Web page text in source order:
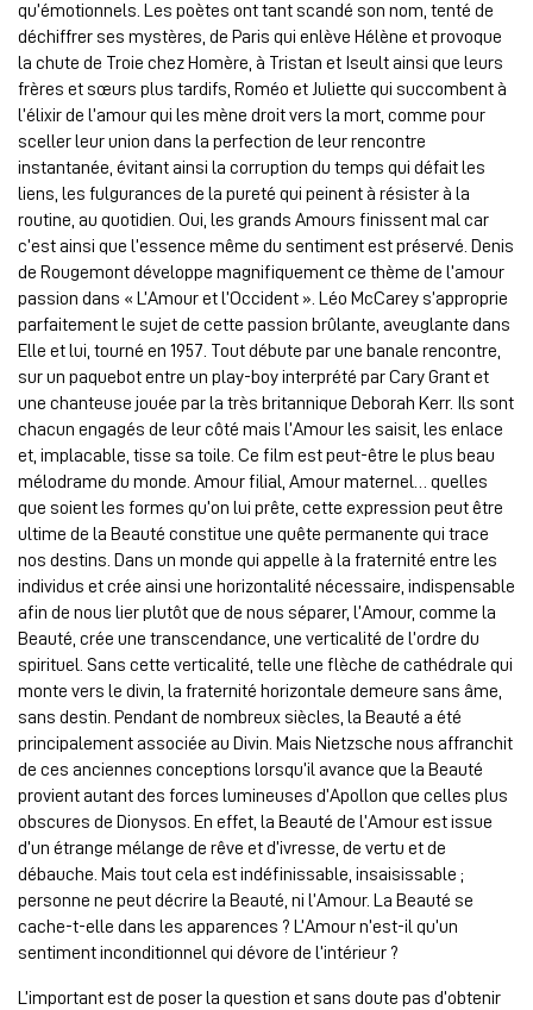
qu’émotionnels. Les poètes ont tant scandé son nom, tenté de
déchiffrer ses mystères, de Paris qui enlève Hélène et provoque
la chute de Troie chez Homère, à Tristan et Iseult ainsi que leurs
frères et sœurs plus tardifs, Roméo et Juliette qui succombent à
l’élixir de l’amour qui les mène droit vers la mort, comme pour
sceller leur union dans la perfection de leur rencontre
instantanée, évitant ainsi la corruption du temps qui défait les
liens, les fulgurances de la pureté qui peinent à résister à la
routine, au quotidien. Oui, les grands Amours finissent mal car
c’est ainsi que l’essence même du sentiment est préservé. Denis
de Rougemont développe magnifiquement ce thème de l’amour
passion dans « L’Amour et l’Occident ». Léo McCarey s’approprie
parfaitement le sujet de cette passion brûlante, aveuglante dans
Elle et lui, tourné en 1957. Tout débute par une banale rencontre,
sur un paquebot entre un play-boy interprété par Cary Grant et
une chanteuse jouée par la très britannique Deborah Kerr. Ils sont
chacun engagés de leur côté mais l’Amour les saisit, les enlace
et, implacable, tisse sa toile. Ce film est peut-être le plus beau
mélodrame du monde. Amour filial, Amour maternel… quelles
que soient les formes qu’on lui prête, cette expression peut être
ultime de la Beauté constitue une quête permanente qui trace
nos destins. Dans un monde qui appelle à la fraternité entre les
individus et crée ainsi une horizontalité nécessaire, indispensable
afin de nous lier plutôt que de nous séparer, l’Amour, comme la
Beauté, crée une transcendance, une verticalité de l’ordre du
spirituel. Sans cette verticalité, telle une flèche de cathédrale qui
monte vers le divin, la fraternité horizontale demeure sans âme,
sans destin. Pendant de nombreux siècles, la Beauté a été
principalement associée au Divin. Mais Nietzsche nous affranchit
de ces anciennes conceptions lorsqu’il avance que la Beauté
provient autant des forces lumineuses d’Apollon que celles plus
obscures de Dionysos. En effet, la Beauté de l’Amour est issue
d’un étrange mélange de rêve et d’ivresse, de vertu et de
débauche. Mais tout cela est indéfinissable, insaisissable ;
personne ne peut décrire la Beauté, ni l’Amour. La Beauté se
cache-t-elle dans les apparences ? L’Amour n’est-il qu’un
sentiment inconditionnel qui dévore de l’intérieur ?
L’important est de poser la question et sans doute pas d’obtenir